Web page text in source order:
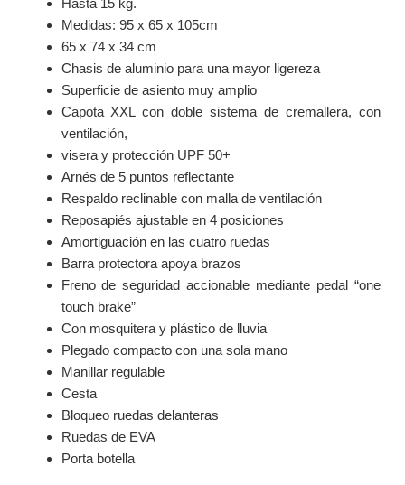
Hasta 15 kg.
Medidas: 95 x 65 x 105cm
65 x 74 x 34 cm
Chasis de aluminio para una mayor ligereza
Superficie de asiento muy amplio
Capota XXL con doble sistema de cremallera, con
ventilación,
visera y protección UPF 50+
Arnés de 5 puntos reflectante
Respaldo reclinable con malla de ventilación
Reposapiés ajustable en 4 posiciones
Amortiguación en las cuatro ruedas
Barra protectora apoya brazos
Freno de seguridad accionable mediante pedal “one
touch brake”
Con mosquitera y plástico de lluvia
Plegado compacto con una sola mano
Manillar regulable
Cesta
Bloqueo ruedas delanteras
Ruedas de EVA
Porta botella